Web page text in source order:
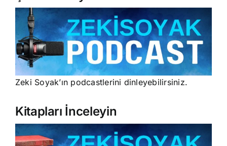
Zeki Soyak’ın podcastlerini dinleyebilirsiniz.
Kitapları İnceleyin